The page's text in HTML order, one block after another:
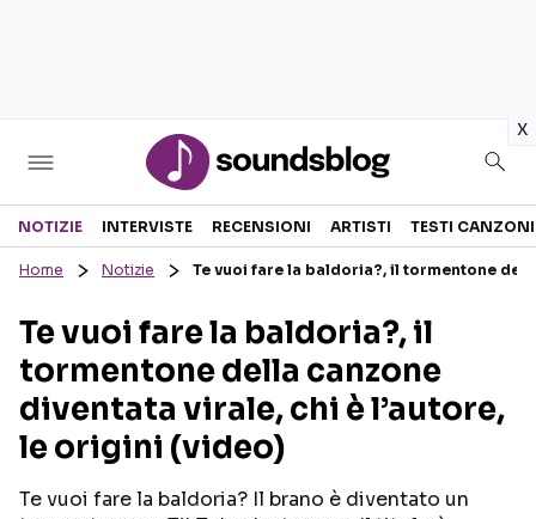
x
Sezioni
RECENSIONI MUSICALI
INTERVISTE
GOSSIP E CURIOSITÀ
TESTI CANZONI
TOUR ED EVENTI
TALENT SHOW
NOTIZIE INTERVISTE RECENSIONI ARTISTI TESTI CANZONI
Home Notizie Te vuoi fare la baldoria?, il tormentone
Te vuoi fare la baldoria?, il
tormentone della canzone
diventata virale, chi è l’autore,
le origini (video)
Te vuoi fare la baldoria? Il brano è diventato un